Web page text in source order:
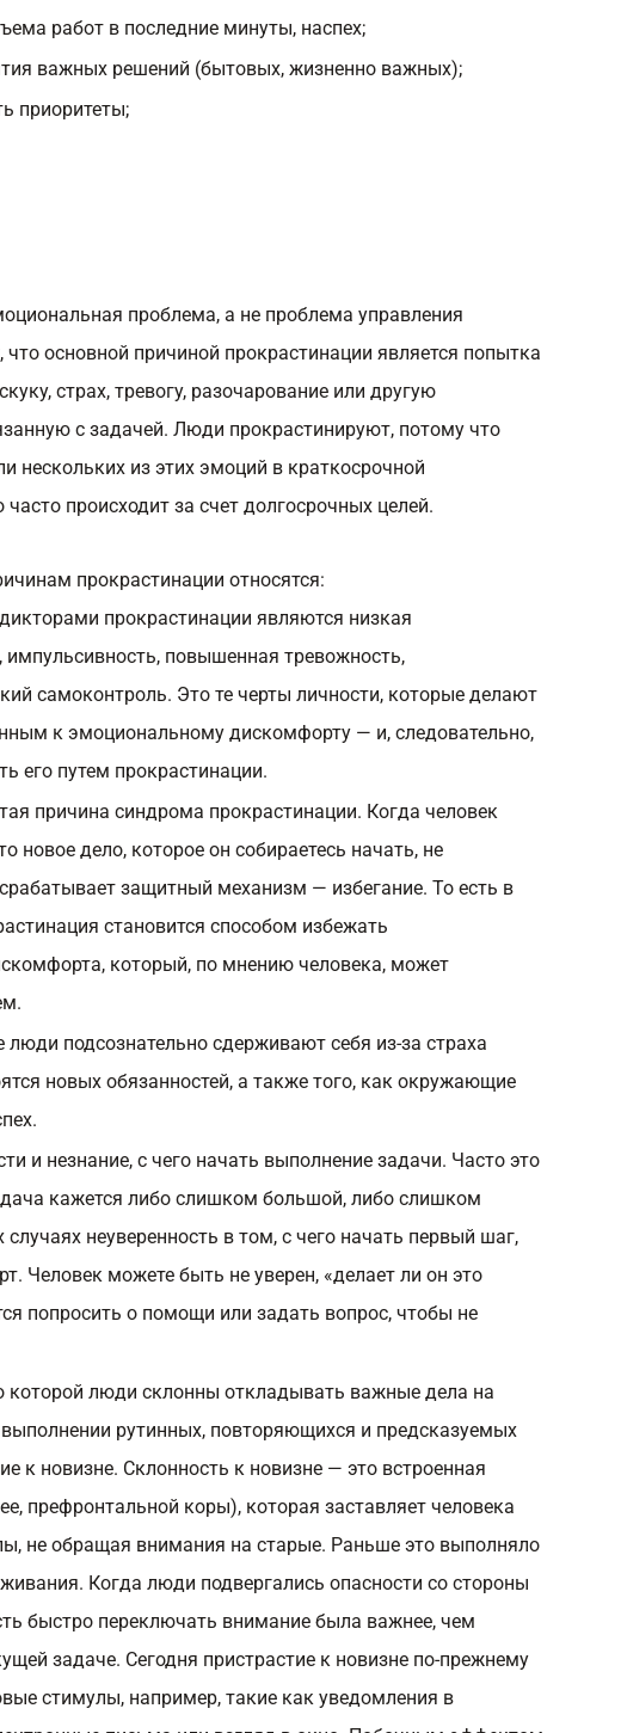
работ в последние минуты, наспех;
важных решений (бытовых, жизненно важных);
приоритеты;
проблема, а не проблема управления
основной причиной прокрастинации является попытка
страх, тревогу, разочарование или другую
с задачей. Люди прокрастинируют, потому что
нескольких из этих эмоций в краткосрочной
происходит за счет долгосрочных целей.
прокрастинации относятся:
прокрастинации являются низкая
повышенная тревожность,
самоконтроль. Это те черты личности, которые делают
к эмоциональному дискомфорту — и, следовательно,
его путем прокрастинации.
причина синдрома прокрастинации. Когда человек
новое дело, которое он собираетесь начать, не
защитный механизм — избегание. То есть в
становится способом избежать
который, по мнению человека, может
люди подсознательно сдерживают себя из-за страха
новых обязанностей, а также того, как окружающие
и незнание, с чего начать выполнение задачи. Часто это
кажется либо слишком большой, либо слишком
случаях неуверенность в том, с чего начать первый шаг,
Человек можете быть не уверен, «делает ли он это
попросить о помощи или задать вопрос, чтобы не
которой люди склонны откладывать важные дела на
рутинных, повторяющихся и предсказуемых
к новизне. Склонность к новизне — это встроенная
префронтальной коры), которая заставляет человека
не обращая внимания на старые. Раньше это выполняло
Когда люди подвергались опасности со стороны
быстро переключать внимание была важнее, чем
задаче. Сегодня пристрастие к новизне по-прежнему
стимулы, например, такие как уведомления в